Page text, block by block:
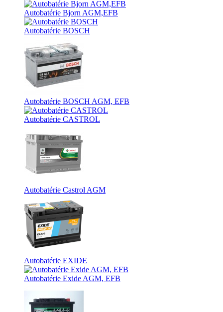
Autobatérie Bjorn AGM,EFB
Autobatérie BOSCH
Autobatérie BOSCH AGM, EFB
Autobatérie CASTROL
Autobatérie Castrol AGM
Autobatérie EXIDE
Autobatérie Exide AGM, EFB